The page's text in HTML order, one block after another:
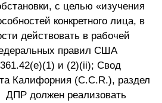
с целью «изучения
конкретного лица, в
действовать в рабочей
правил США
и (2)(ii); Свод
Калифорния (C.C.R.), раздел
ДПР должен реализовать